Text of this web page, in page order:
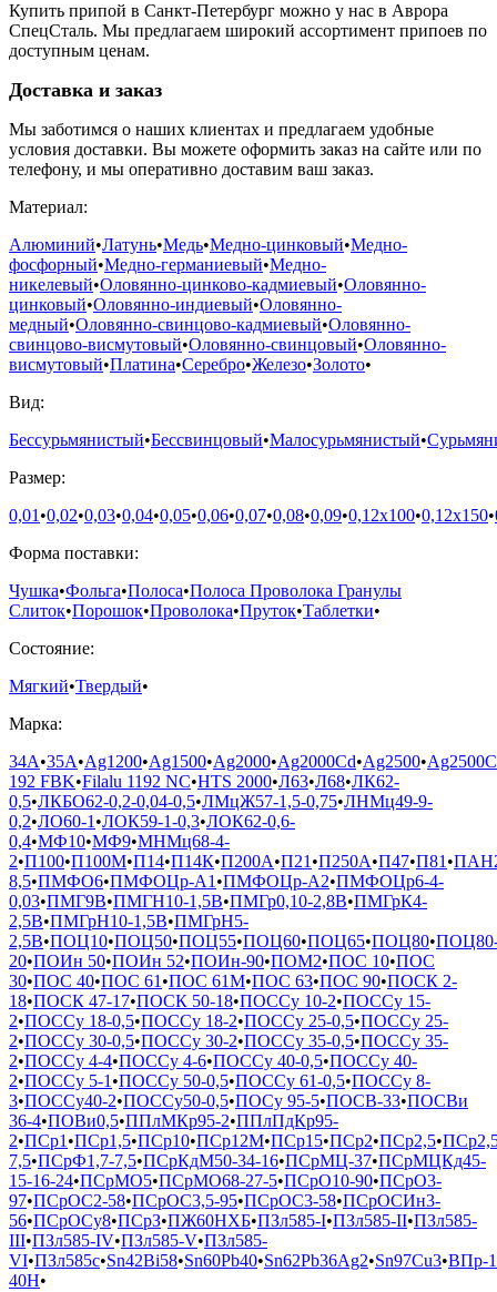
Купить припой в Санкт-Петербург можно у нас в Аврора
СпецСталь. Мы предлагаем широкий ассортимент припоев по
доступным ценам.
Доставка и заказ
Мы заботимся о наших клиентах и предлагаем удобные
условия доставки. Вы можете оформить заказ на сайте или по
телефону, и мы оперативно доставим ваш заказ.
Материал:
Алюминий•Латунь•Медь•Медно-цинковый•Медно-
фосфорный•Медно-германиевый•Медно-
никелевый•Оловянно-цинково-кадмиевый•Оловянно-
цинковый•Оловянно-индиевый•Оловянно-
медный•Оловянно-свинцово-кадмиевый•Оловянно-
свинцово-висмутовый•Оловянно-свинцовый•Оловянно-
висмутовый•Платина•Серебро•Железо•Золото•
Вид:
Бессурьмянистый•Бессвинцовый•Малосурьмянистый•
Размер:
0,01•0,02•0,03•0,04•0,05•0,06•0,07•0,08•0,09•0,12х100•0,12х150•
Форма поставки:
Чушка•Фольга•Полоса•Полоса Проволока Гранулы
Слиток•Порошок•Проволока•Пруток•Таблетки•
Состояние:
Мягкий•Твердый•
Марка:
34А•35А•Ag1200•Ag1500•Ag2000•Ag2000Cd•Ag2500•
192 FBK•Filalu 1192 NC•HTS 2000•Л63•Л68•ЛК62-
0,5•ЛКБО62-0,2-0,04-0,5•ЛМцЖ57-1,5-0,75•ЛНМц49-9-
0,2•ЛО60-1•ЛОК59-1-0,3•ЛОК62-0,6-
0,4•МФ10•МФ9•МНМц68-4-
2•П100•П100М•П14•П14К•П200А•П21•П250А•П47•П81•
8,5•ПМФО6•ПМФОЦр-А1•ПМФОЦр-А2•ПМФОЦр6-4-
0,03•ПМГ9В•ПМГН10-1,5В•ПМГр0,10-2,8В•ПМГрК4-
2,5В•ПМГрН10-1,5В•ПМГрН5-
2,5В•ПОЦ10•ПОЦ50•ПОЦ55•ПОЦ60•ПОЦ65•ПОЦ80•
20•ПОИн 50•ПОИн 52•ПОИн-90•ПОМ2•ПОС 10•ПОС
30•ПОС 40•ПОС 61•ПОС 61М•ПОС 63•ПОС 90•ПОСК 2-
18•ПОСК 47-17•ПОСК 50-18•ПОССу 10-2•ПОССу 15-
2•ПОССу 18-0,5•ПОССу 18-2•ПОССу 25-0,5•ПОССу 25-
2•ПОССу 30-0,5•ПОССу 30-2•ПОССу 35-0,5•ПОССу 35-
2•ПОССу 4-4•ПОССу 4-6•ПОССу 40-0,5•ПОССу 40-
2•ПОССу 5-1•ПОССу 50-0,5•ПОССу 61-0,5•ПОССу 8-
3•ПОССу40-2•ПОССу50-0,5•ПОСу 95-5•ПОСВ-33•ПОСВи
36-4•ПОВи0,5•ППлМКр95-2•ППлПдКр95-
2•ПСр1•ПСр1,5•ПСр10•ПСр12М•ПСр15•ПСр2•ПСр2,5•
7,5•ПСрФ1,7-7,5•ПСрКдМ50-34-16•ПСрМЦ-37•ПСрМЦКд45-
15-16-24•ПСрМО5•ПСрМО68-27-5•ПСрО10-90•ПСрО3-
97•ПСрОС2-58•ПСрОС3,5-95•ПСрОС3-58•ПСрОСИн3-
56•ПСрОСу8•ПСрЗ•ПЖ60НХБ•ПЗл585-I•ПЗл585-II•ПЗл585-
III•ПЗл585-IV•ПЗл585-V•ПЗл585-
VI•ПЗл585с•Sn42Bi58•Sn60Pb40•Sn62Pb36Ag2•Sn97Cu3•ВПр-1
40Н•